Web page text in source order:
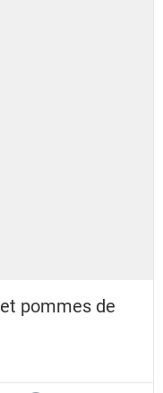
pommes de